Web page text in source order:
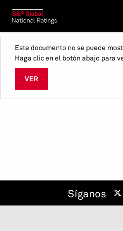
Este documento no se puede
Haga clic en el botón abajo para
VER
Síganos